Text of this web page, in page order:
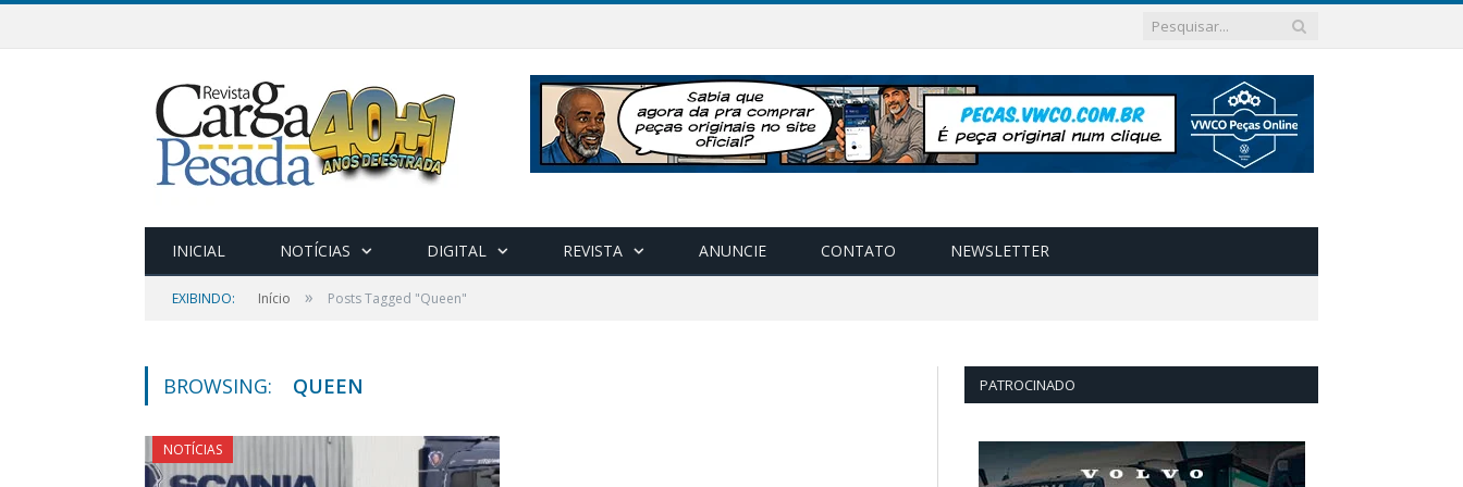
INICIAL NOTÍCIAS DIGITAL REVISTA ANUNCIE CONTATO NEWSLETTER
EXIBINDO: Início » Posts Tagged "Queen"
BROWSING: QUEEN
NOTÍCIAS
PATROCINADO